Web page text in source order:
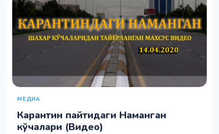
МЕДИА
Карантин пайтидаги Наманган
кўчалари (Видео)